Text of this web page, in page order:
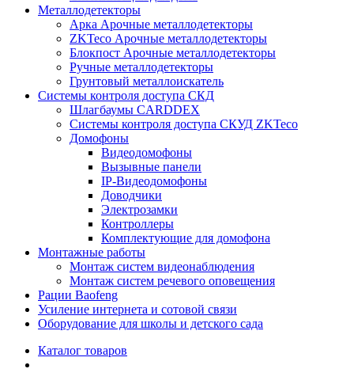
Металлодетекторы
Арка Арочные металлодетекторы
ZKTeco Арочные металлодетекторы
Блокпост Арочные металлодетекторы
Ручные металлодетекторы
Грунтовый металлоискатель
Системы контроля доступа СКД
Шлагбаумы CARDDEX
Системы контроля доступа СКУД ZKTeco
Домофоны
Видеодомофоны
Вызывные панели
IP-Видеодомофоны
Доводчики
Электрозамки
Контроллеры
Комплектующие для домофона
Монтажные работы
Монтаж систем видеонаблюдения
Монтаж систем речевого оповещения
Рации Baofeng
Усиление интернета и сотовой связи
Оборудование для школы и детского сада
Каталог товаров